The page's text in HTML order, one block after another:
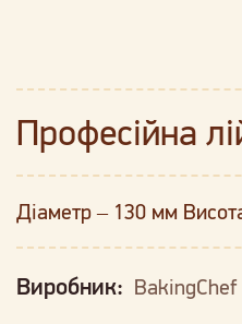
Професійна
Діаметр – 130 мм
Виробник: BakingChef